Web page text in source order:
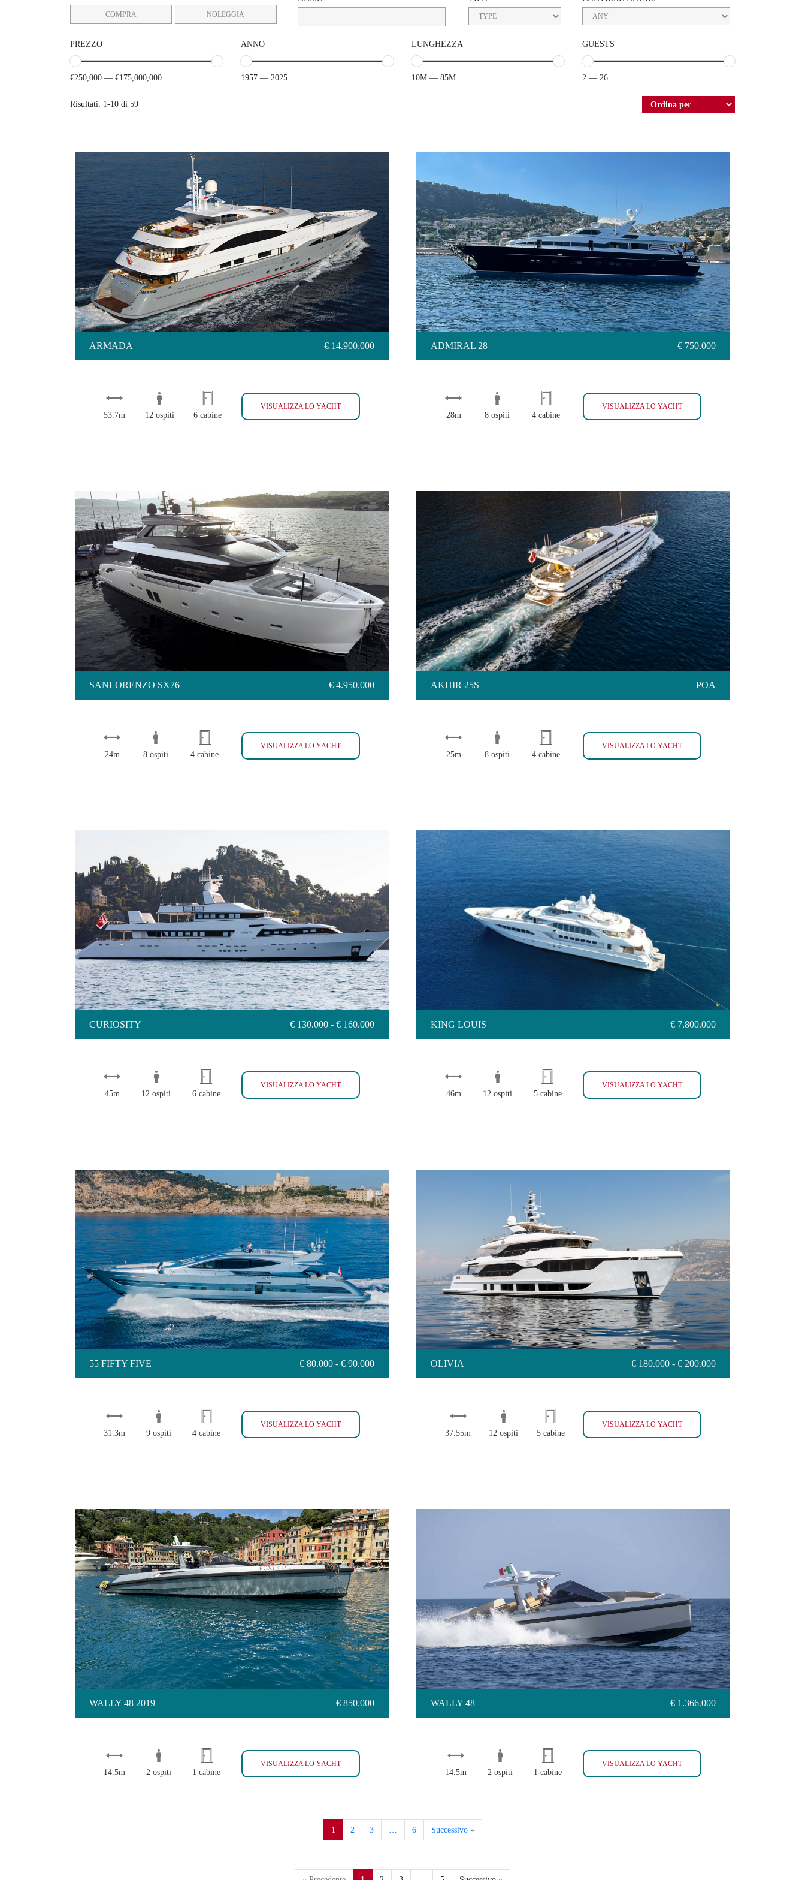
COMPRA NOLEGGIA
PREZZO
€250,000 — €175,000,000
ANNO
1957 — 2025
LUNGHEZZA
10M — 85M
GUESTS
2 — 26
Risultati: 1-10 di 59
ARMADA
ARMADA € 14.900.000
53.7m 12 ospiti 6 cabine
VISUALIZZA LO YACHTARMADA
ADMIRAL 28
ADMIRAL 28 € 750.000
28m 8 ospiti 4 cabine
VISUALIZZA LO YACHTADMIRAL 28
SANLORENZO SX76
SANLORENZO SX76 € 4.950.000
24m 8 ospiti 4 cabine
VISUALIZZA LO YACHTSANLORENZO SX76
AKHIR 25S
AKHIR 25S POA
25m 8 ospiti 4 cabine
VISUALIZZA LO YACHTAKHIR 25S
CURIOSITY
CURIOSITY € 130.000 - € 160.000
45m 12 ospiti 6 cabine
VISUALIZZA LO YACHTCURIOSITY
KING LOUIS
KING LOUIS € 7.800.000
46m 12 ospiti 5 cabine
VISUALIZZA LO YACHTKING LOUIS
55 FIFTY FIVE
55 FIFTY FIVE € 80.000 - € 90.000
31.3m 9 ospiti 4 cabine
VISUALIZZA LO YACHT55 FIFTY FIVE
OLIVIA
OLIVIA € 180.000 - € 200.000
37.55m 12 ospiti 5 cabine
VISUALIZZA LO YACHTOLIVIA
WALLY 48 2019
WALLY 48 2019 € 850.000
14.5m 2 ospiti 1 cabine
VISUALIZZA LO YACHTWALLY 48 2019
WALLY 48
WALLY 48 € 1.366.000
14.5m 2 ospiti 1 cabine
VISUALIZZA LO YACHTWALLY 48
1 2 3 … 6 Successivo »